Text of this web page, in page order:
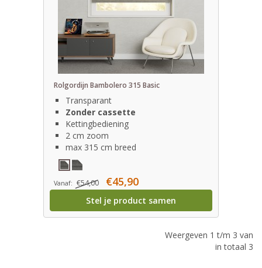
Rolgordijn Bambolero 315 Basic
Transparant
Zonder cassette
Kettingbediening
2 cm zoom
max 315 cm breed
Vanaf: €54,00 €45,90
Stel je product samen
Weergeven 1 t/m 3 van
in totaal 3